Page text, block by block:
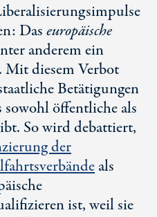
Daseuropäische
anderem ein
diesem Verbot
Betätigungen
sowohl öffentliche als
So wird debattiert,
der
als
ist, weil sie